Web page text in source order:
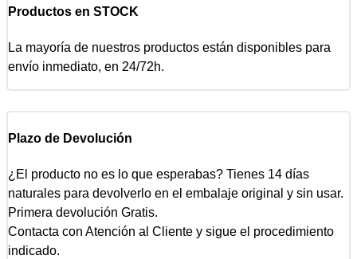
Productos en STOCK
La mayoría de nuestros productos están disponibles para
envío inmediato, en 24/72h.
Plazo de Devolución
¿El producto no es lo que esperabas? Tienes 14 días
naturales para devolverlo en el embalaje original y sin usar.
Primera devolución Gratis.
Contacta con Atención al Cliente y sigue el procedimiento
indicado.